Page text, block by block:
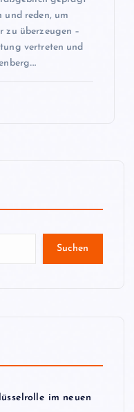
und reden, um
überzeugen –
vertreten und
Suchen
im neuen